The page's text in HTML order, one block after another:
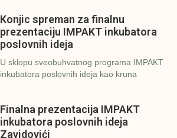
Konjic spreman za finalnu
prezentaciju IMPAKT inkubatora
poslovnih ideja
U sklopu sveobuhvatnog programa IMPAKT
inkubatora poslovnih ideja kao kruna
Finalna prezentacija IMPAKT
inkubatora poslovnih ideja
Zavidovići